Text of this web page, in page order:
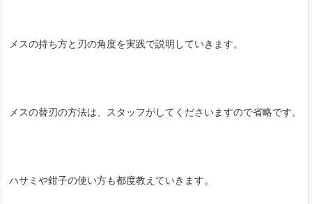
メスの持ち方と刃の角度を実践で説明していきます。
メスの替刃の方法は、スタッフがしてくださいますので省略です。
ハサミや鉗子の使い方も都度教えていきます。